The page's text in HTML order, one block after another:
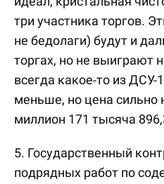
три участника торгов.
не бедолаги) будут и
торгах, но не выиграют
всегда какое-то из ДСУ-
меньше, но цена сильно
миллион 171 тысяча
5. Государственный
подрядных работ по